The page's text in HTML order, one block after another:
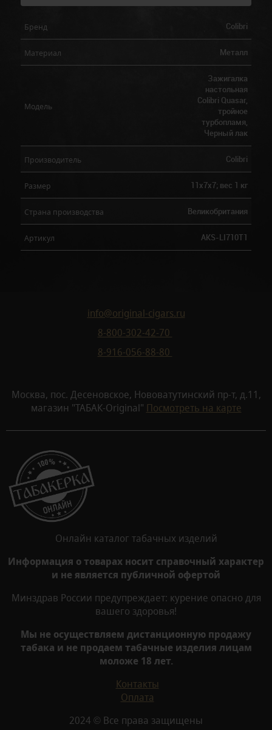
Бренд Colibri
Материал Металл
Модель
Зажигалка
настольная
Colibri Quasar,
тройное
турбопламя,
Черный лак
Производитель Colibri
Размер 11х7х7; вес 1 кг
Страна производства Великобритания
Артикул AKS-LI710T1
info@original-cigars.ru
8-800-302-42-70
8-916-056-88-80
Москва, пос. Десеновское, Нововатутинский пр-т, д.11,
магазин "ТАБАК-Original" Посмотреть на карте
Онлайн каталог табачных изделий
Информация о товарах носит справочный характер
и не является публичной офертой
Минздрав России предупреждает: курение опасно для
вашего здоровья!
Мы не осуществляем дистанционную продажу
табака и не продаем табачные изделия лицам
моложе 18 лет.
Контакты
Оплата
2024 © Все права защищены